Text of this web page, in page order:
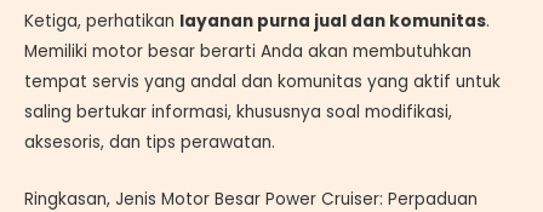
Ketiga, perhatikan layanan purna jual dan komunitas.
Memiliki motor besar berarti Anda akan membutuhkan
tempat servis yang andal dan komunitas yang aktif untuk
saling bertukar informasi, khususnya soal modifikasi,
aksesoris, dan tips perawatan.
Ringkasan, Jenis Motor Besar Power Cruiser: Perpaduan